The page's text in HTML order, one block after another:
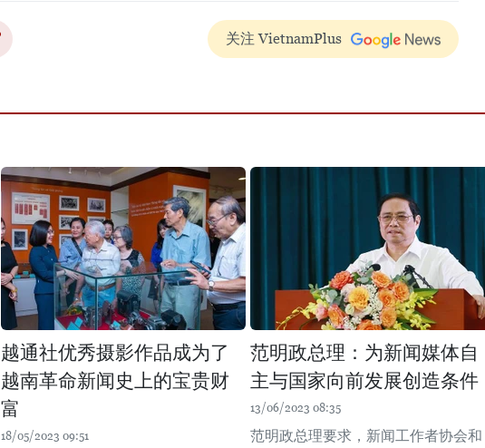
关注 VietnamPlus
越通社优秀摄影作品成为了
越南革命新闻史上的宝贵财
富
18/05/2023 09:51
范明政总理：为新闻媒体自
主与国家向前发展创造条件
13/06/2023 08:35
范明政总理要求，新闻工作者协会和